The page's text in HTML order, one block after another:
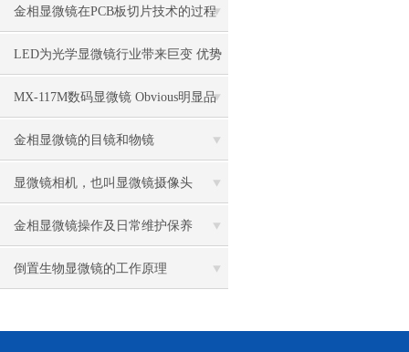
金相显微镜在PCB板切片技术的过程
控制中的作用
LED为光学显微镜行业带来巨变 优势
比传统卤素更明显
MX-117M数码显微镜 Obvious明显品
牌值得推荐
金相显微镜的目镜和物镜
显微镜相机，也叫显微镜摄像头
金相显微镜操作及日常维护保养
倒置生物显微镜的工作原理